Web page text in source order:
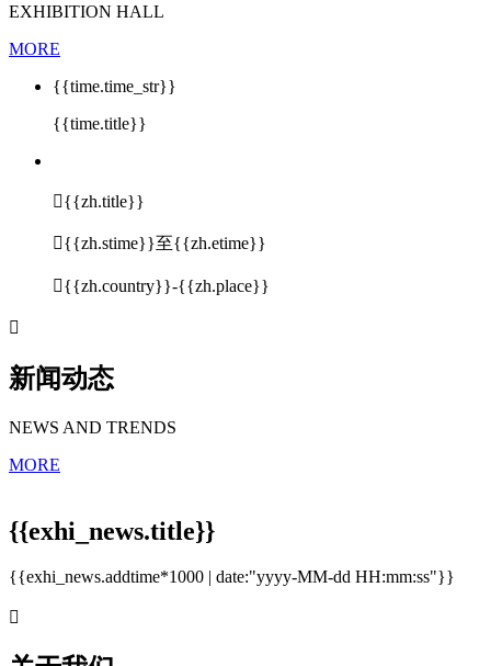
EXHIBITION HALL
MORE
{{time.time_str}}
{{time.title}}
{{zh.title}}
{{zh.stime}}至{{zh.etime}}
{{zh.country}}-{{zh.place}}

新闻动态
NEWS AND TRENDS
MORE
{{exhi_news.title}}
{{exhi_news.addtime*1000 | date:"yyyy-MM-dd HH:mm:ss"}}
